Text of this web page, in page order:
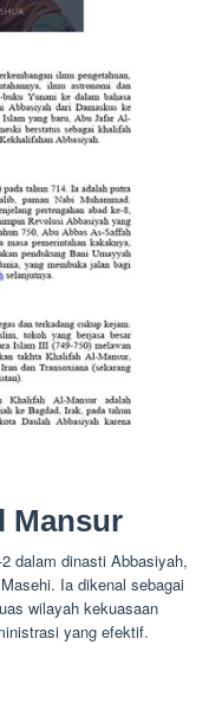
Mansur
dalam dinasti Abbasiyah,
Ia dikenal sebagai
wilayah kekuasaan
yang efektif.